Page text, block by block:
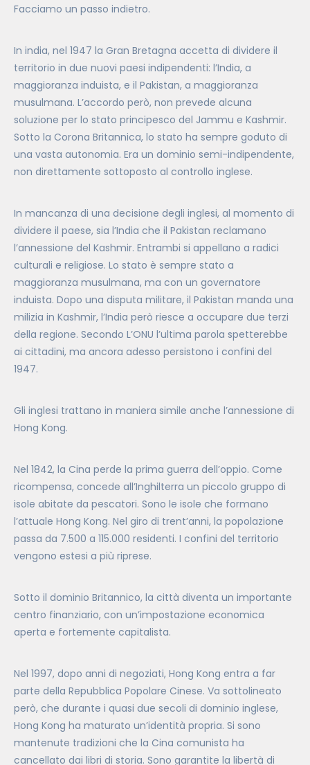
Facciamo un passo indietro.
In india, nel 1947 la Gran Bretagna accetta di dividere il
territorio in due nuovi paesi indipendenti: l’India, a
maggioranza induista, e il Pakistan, a maggioranza
musulmana. L’accordo però, non prevede alcuna
soluzione per lo stato principesco del Jammu e Kashmir.
Sotto la Corona Britannica, lo stato ha sempre goduto di
una vasta autonomia. Era un dominio semi-indipendente,
non direttamente sottoposto al controllo inglese.
In mancanza di una decisione degli inglesi, al momento di
dividere il paese, sia l’India che il Pakistan reclamano
l’annessione del Kashmir. Entrambi si appellano a radici
culturali e religiose. Lo stato è sempre stato a
maggioranza musulmana, ma con un governatore
induista. Dopo una disputa militare, il Pakistan manda una
milizia in Kashmir, l’India però riesce a occupare due terzi
della regione. Secondo L’ONU l’ultima parola spetterebbe
ai cittadini, ma ancora adesso persistono i confini del
1947.
Gli inglesi trattano in maniera simile anche l’annessione di
Hong Kong.
Nel 1842, la Cina perde la prima guerra dell’oppio. Come
ricompensa, concede all’Inghilterra un piccolo gruppo di
isole abitate da pescatori. Sono le isole che formano
l’attuale Hong Kong. Nel giro di trent’anni, la popolazione
passa da 7.500 a 115.000 residenti. I confini del territorio
vengono estesi a più riprese.
Sotto il dominio Britannico, la città diventa un importante
centro finanziario, con un’impostazione economica
aperta e fortemente capitalista.
Nel 1997, dopo anni di negoziati, Hong Kong entra a far
parte della Repubblica Popolare Cinese. Va sottolineato
però, che durante i quasi due secoli di dominio inglese,
Hong Kong ha maturato un’identità propria. Si sono
mantenute tradizioni che la Cina comunista ha
cancellato dai libri di storia. Sono garantite la libertà di